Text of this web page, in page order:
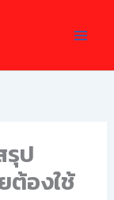
รุป
ต้องใช้